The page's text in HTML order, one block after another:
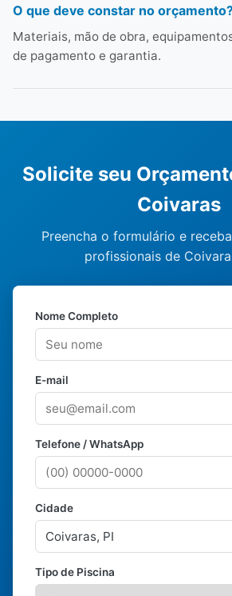
O que deve constar no
Materiais, mão de obra,
de pagamento e garantia.
Solicite seu
Coivaras
Preencha o formulário e
profissionais de
Nome Completo
E-mail
Telefone / WhatsApp
Cidade
Tipo de Piscina